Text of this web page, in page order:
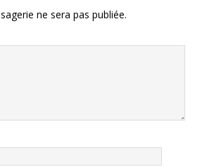
ne sera pas publiée.